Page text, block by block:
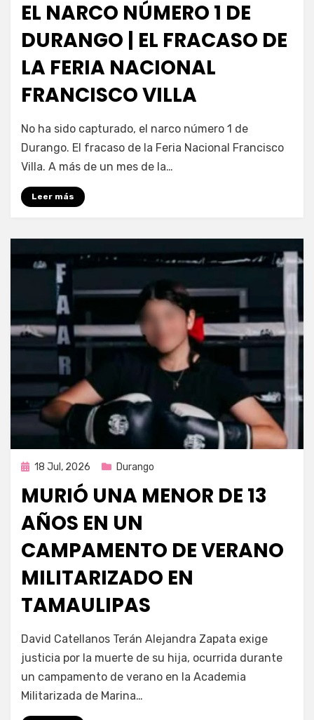
EL NARCO NÚMERO 1 DE
DURANGO | EL FRACASO DE
LA FERIA NACIONAL
FRANCISCO VILLA
por Fernando Miranda Servín
No ha sido capturado, el narco número 1 de
Durango. El fracaso de la Feria Nacional Francisco
Villa. A más de un mes de la…
Leer más
Publicada
18 Jul, 2026 Durango
MURIÓ UNA MENOR DE 13
AÑOS EN UN
CAMPAMENTO DE VERANO
MILITARIZADO EN
TAMAULIPAS
por Fernando Miranda Servín
David Catellanos Terán Alejandra Zapata exige
justicia por la muerte de su hija, ocurrida durante
un campamento de verano en la Academia
Militarizada de Marina…